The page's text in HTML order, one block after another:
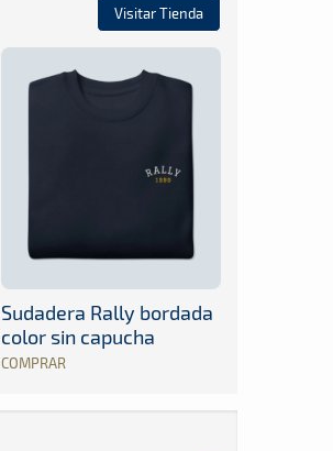
Visitar Tienda
Sudadera Rally bordada
color sin capucha
COMPRAR